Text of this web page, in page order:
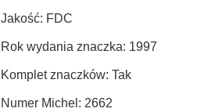
Jakość: FDC
Rok wydania znaczka: 1997
Komplet znaczków: Tak
Numer Michel: 2662